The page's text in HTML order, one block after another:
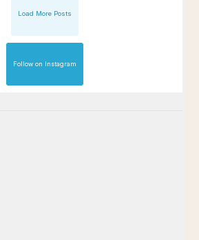
Load More Posts
Follow on Instagram